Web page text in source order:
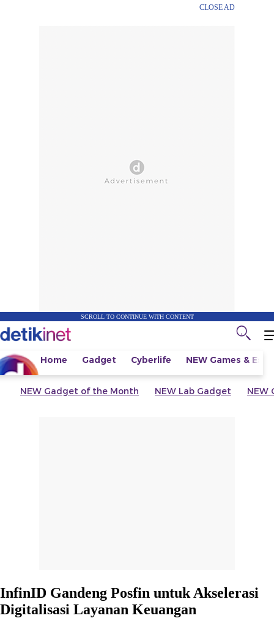
CLOSE AD
SCROLL TO CONTINUE WITH CONTENT
Home Gadget Cyberlife NEW Games &
NEW Gadget of the Month NEW Lab Gadget NEW
InfinID Gandeng Posfin untuk Akselerasi
Digitalisasi Layanan Keuangan